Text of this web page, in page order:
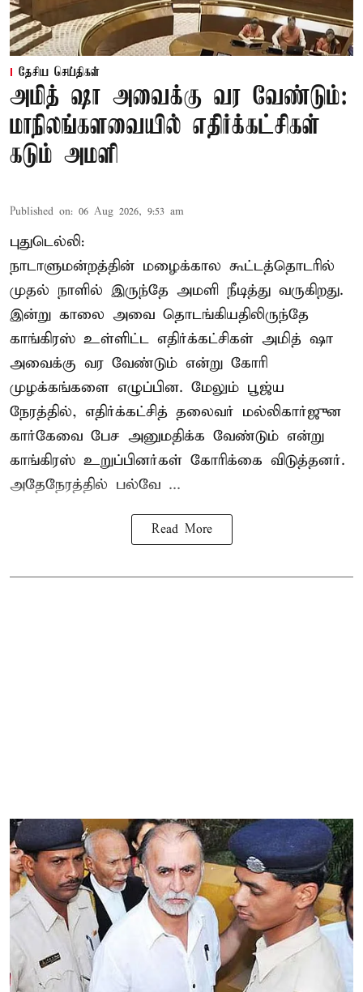
தேசிய செய்திகள்
அமித் ஷா அவைக்கு வர வேண்டும்:
மாநிலங்களவையில் எதிர்க்கட்சிகள்
கடும் அமளி
Published on: 06 Aug 2026, 9:53 am
புதுடெல்லி:
நாடாளுமன்றத்தின் மழைக்கால கூட்டத்தொடரில்
முதல் நாளில் இருந்தே அமளி நீடித்து வருகிறது.
இன்று காலை அவை தொடங்கியதிலிருந்தே
காங்கிரஸ் உள்ளிட்ட எதிர்க்கட்சிகள் அமித் ஷா
அவைக்கு வர வேண்டும் என்று கோரி
முழக்கங்களை எழுப்பின. மேலும் பூஜ்ய
நேரத்தில், எதிர்க்கட்சித் தலைவர் மல்லிகார்ஜுன
கார்கேவை பேச அனுமதிக்க வேண்டும் என்று
காங்கிரஸ் உறுப்பினர்கள் கோரிக்கை விடுத்தனர்.
அதேநேரத்தில் பல்வே ...
Read More